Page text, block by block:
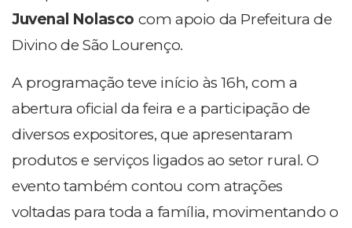
Juvenal Nolasco com apoio da Prefeitura de
Divino de São Lourenço.
A programação teve início às 16h, com a
abertura oficial da feira e a participação de
diversos expositores, que apresentaram
produtos e serviços ligados ao setor rural. O
evento também contou com atrações
voltadas para toda a família, movimentando o